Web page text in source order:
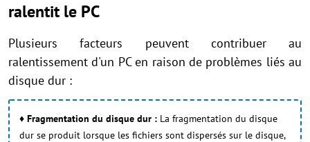
ralentit le PC
Plusieurs facteurs peuvent contribuer au
ralentissement d'un PC en raison de problèmes liés au
disque dur :
♦ Fragmentation du disque dur : La fragmentation du disque
dur se produit lorsque les fichiers sont dispersés sur le disque,